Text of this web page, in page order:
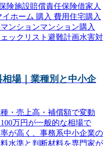
険施設賠償責任保険借家人
イホーム 購入 費用住宅購入
ンションマンション購入
ックリスト 避難計画水害対
場｜業種別と中小企
・売上高・補償額で変動
万円が一般的な相場で
が高く、事務系中小企業の
水準と判断材料を専門家が